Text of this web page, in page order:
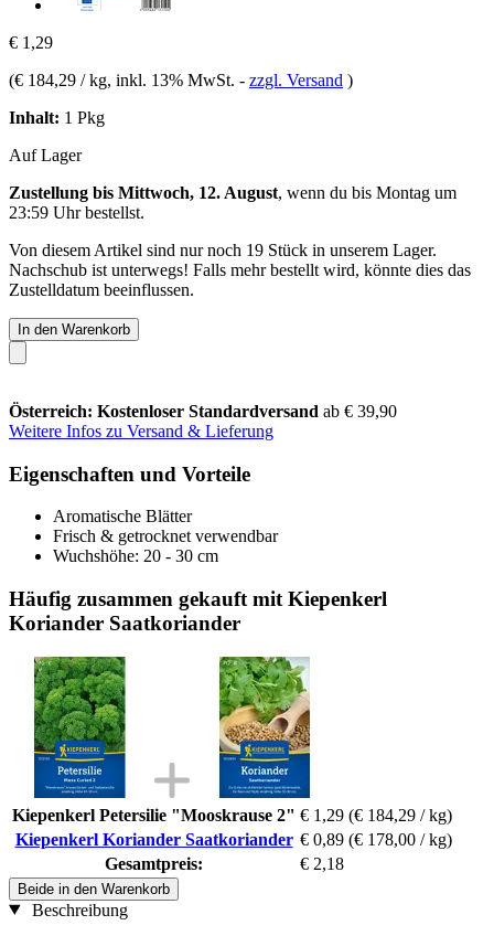
€ 1,29
(€ 184,29 / kg, inkl. 13% MwSt. - zzgl. Versand )
Inhalt: 1 Pkg
Auf Lager
Zustellung bis Mittwoch, 12. August, wenn du bis Montag um
23:59 Uhrbestellst.
Von diesem Artikel sind nur noch 19 Stück in unserem Lager.
Nachschub ist unterwegs! Falls mehr bestellt wird, könnte dies das
Zustelldatum beeinflussen.
In den Warenkorb
Österreich: Kostenloser Standardversand ab € 39,90
Weitere Infos zu Versand & Lieferung
Eigenschaften und Vorteile
Aromatische Blätter
Frisch & getrocknet verwendbar
Wuchshöhe: 20 - 30 cm
Häufig zusammen gekauft mit Kiepenkerl
Koriander Saatkoriander
Kiepenkerl Petersilie "Mooskrause 2" € 1,29 (€ 184,29 / kg)
Kiepenkerl Koriander Saatkoriander € 0,89 (€ 178,00 / kg)
Gesamtpreis:
€ 2,18
Beide in den Warenkorb
Beschreibung